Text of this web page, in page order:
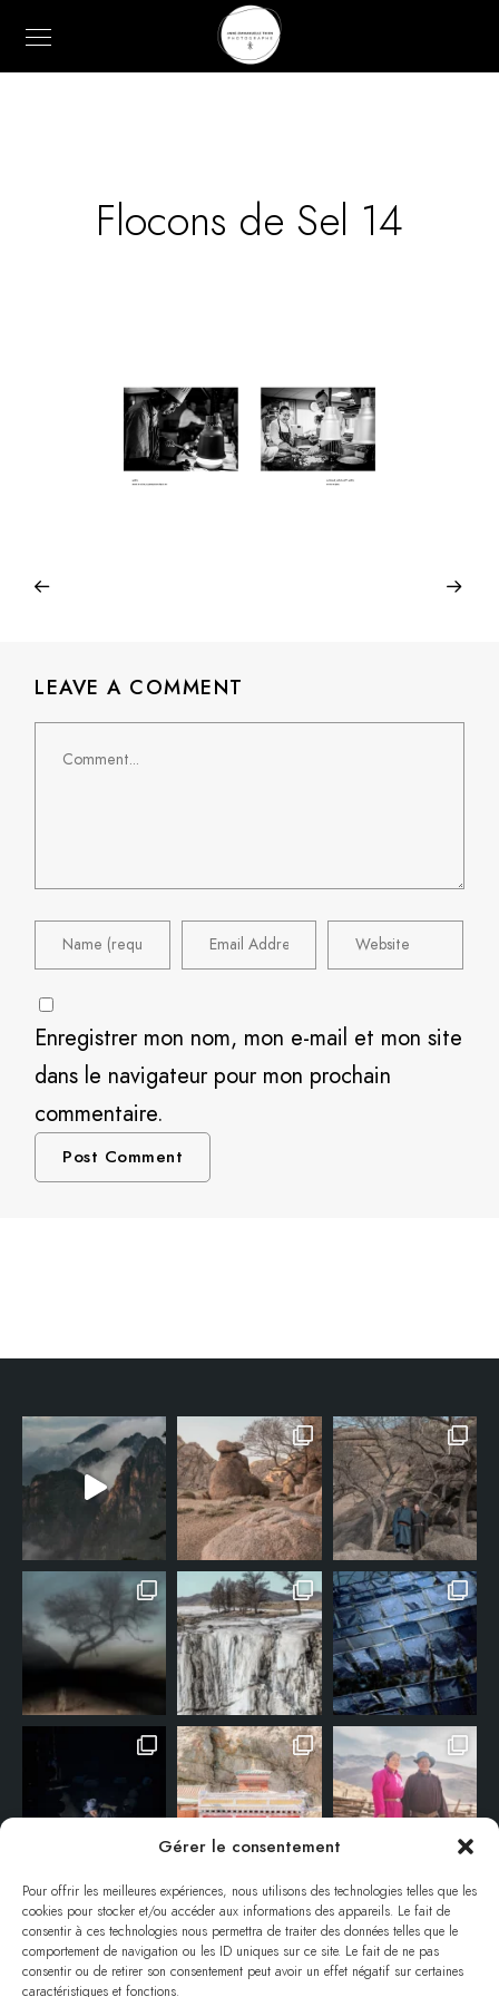
Gérer le consentement
Pour offrir les meilleures expériences, nous utilisons des technologies telles que les
cookies pour stocker et/ou accéder aux informations des appareils. Le fait de
consentir à ces technologies nous permettra de traiter des données telles que le
comportement de navigation ou les ID uniques sur ce site. Le fait de ne pas
consentir ou de retirer son consentement peut avoir un effet négatif sur certaines
caractéristiques et fonctions.
Flocons de Sel 14
LEAVE A COMMENT
Enregistrer mon nom, mon e-mail et mon site
dans le navigateur pour mon prochain
commentaire.